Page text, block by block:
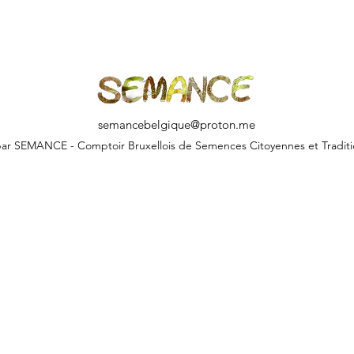
semancebelgique@proton.me
SEMANCE - Comptoir Bruxellois de Semences Citoyennes et